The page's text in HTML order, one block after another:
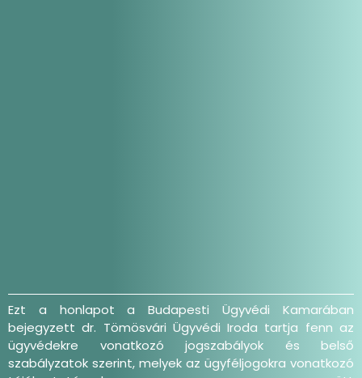
Ezt a honlapot a Budapesti Ügyvédi Kamarában
bejegyzett dr. Tömösvári Ügyvédi Iroda tartja fenn az
ügyvédekre vonatkozó jogszabályok és belső
szabályzatok szerint, melyek az ügyféljogokra vonatkozó